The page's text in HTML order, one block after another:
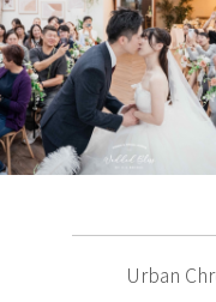
Urban